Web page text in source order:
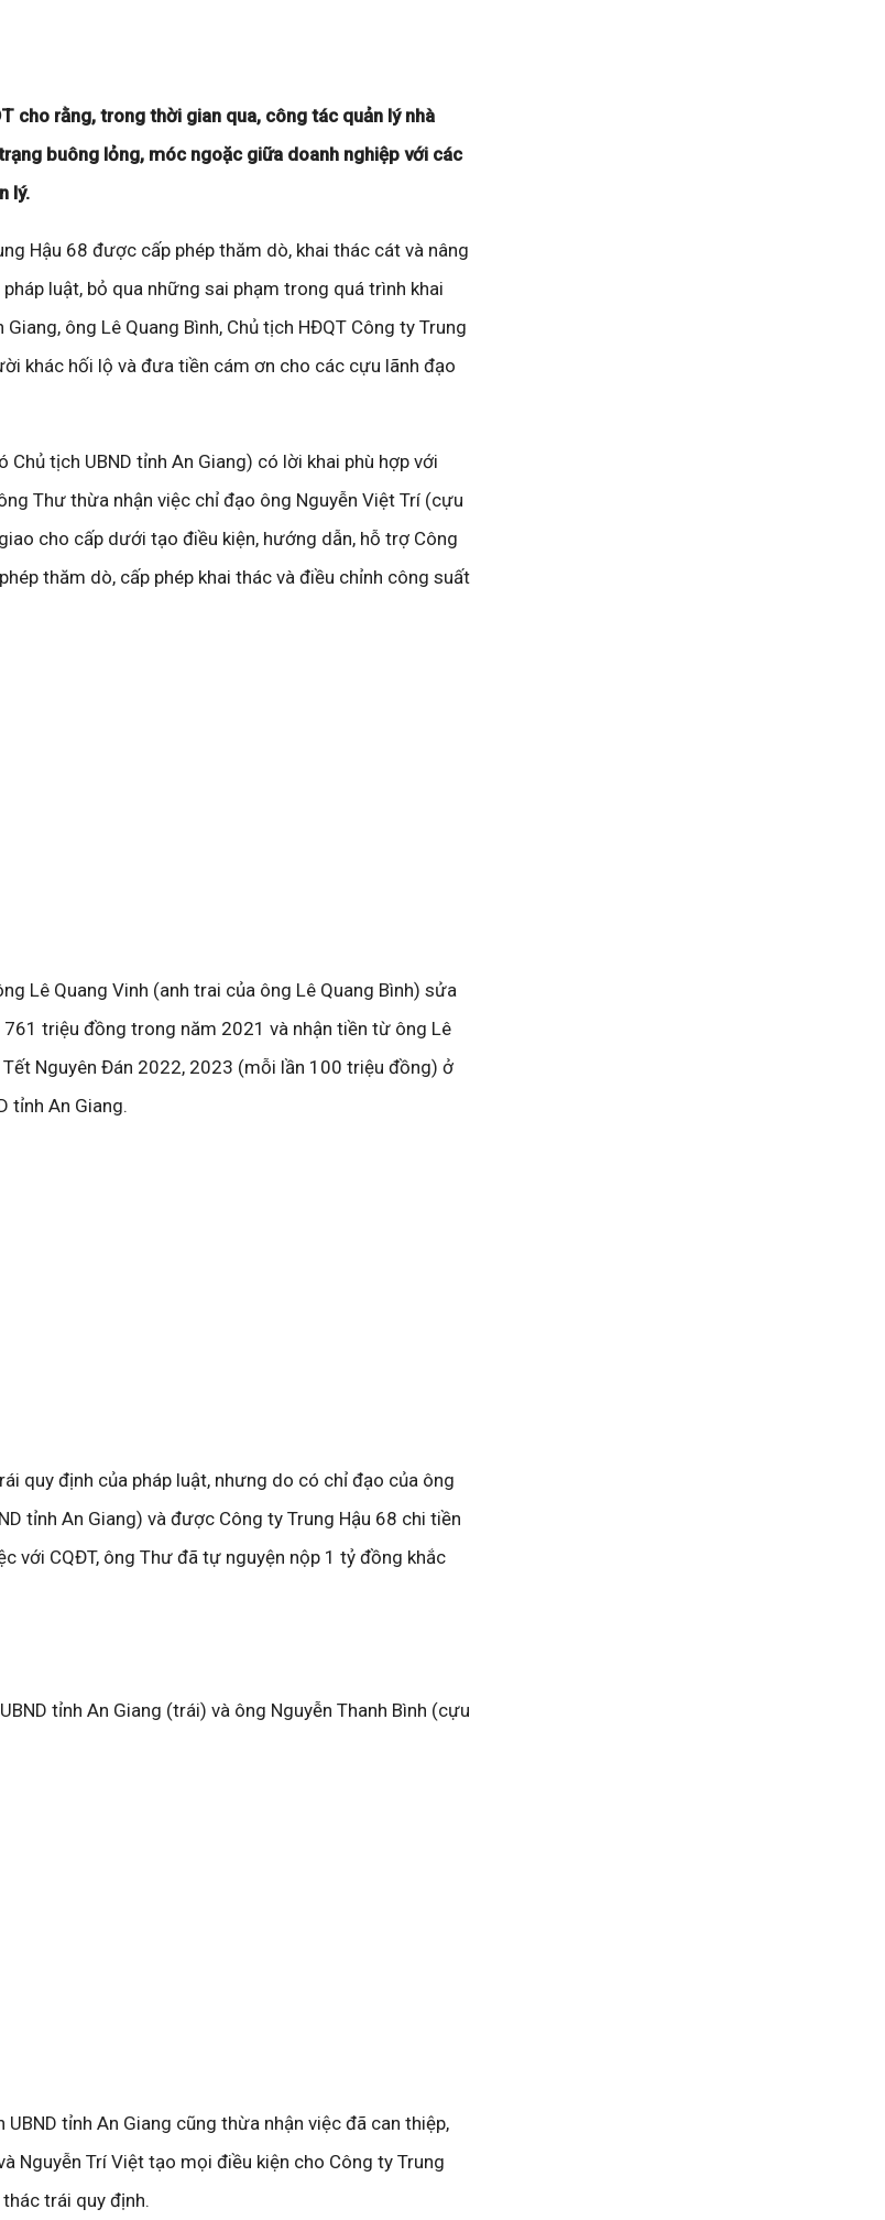
cho rằng, trong thời gian qua, công tác quản lý nhà
buông lỏng, móc ngoặc giữa doanh nghiệp với các
lý.
Hậu 68 được cấp phép thăm dò, khai thác cát và nâng
luật, bỏ qua những sai phạm trong quá trình khai
ông Lê Quang Bình, Chủ tịch HĐQT Công ty Trung
khác hối lộ và đưa tiền cám ơn cho các cựu lãnh đạo
Chủ tịch UBND tỉnh An Giang) có lời khai phù hợp với
Thư thừa nhận việc chỉ đạo ông Nguyễn Việt Trí (cựu
cho cấp dưới tạo điều kiện, hướng dẫn, hỗ trợ Công
thăm dò, cấp phép khai thác và điều chỉnh công suất
Lê Quang Vinh (anh trai của ông Lê Quang Bình) sửa
761 triệu đồng trong năm 2021 và nhận tiền từ ông Lê
Nguyên Đán 2022, 2023 (mỗi lần 100 triệu đồng) ở
tỉnh An Giang.
quy định của pháp luật, nhưng do có chỉ đạo của ông
tỉnh An Giang) và được Công ty Trung Hậu 68 chi tiền
với CQĐT, ông Thư đã tự nguyện nộp 1 tỷ đồng khắc
tỉnh An Giang (trái) và ông Nguyễn Thanh Bình (cựu
UBND tỉnh An Giang cũng thừa nhận việc đã can thiệp,
Nguyễn Trí Việt tạo mọi điều kiện cho Công ty Trung
trái quy định.